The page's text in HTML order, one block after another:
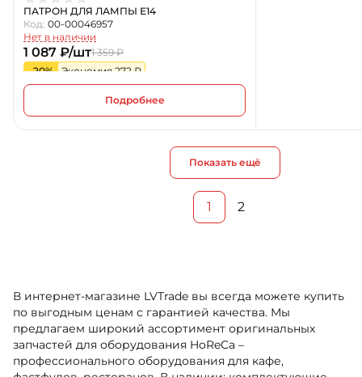
ПАТРОН ДЛЯ ЛАМПЫ Е14
Код: 00-00046957
Нет в наличии
1 087 ₽/шт1 359 ₽
-20%
Экономия 272 ₽
Подробнее
Показать ещё
1 2
В интернет-магазине LVTrade вы всегда можете купить
по выгодным ценам с гарантией качества. Мы
предлагаем широкий ассортимент оригинальных
запчастей для оборудования HoReCa –
профессионального оборудования для кафе,